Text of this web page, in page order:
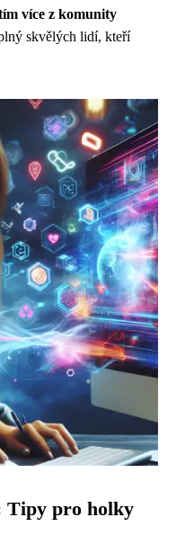
více z komunity
skvělých lidí, kteří
Tipy pro holky